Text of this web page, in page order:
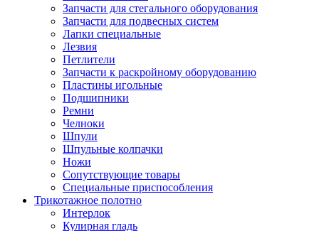
Запчасти для стегального оборудования
Запчасти для подвесных систем
Лапки специальные
Лезвия
Петлители
Запчасти к раскройному оборудованию
Пластины игольные
Подшипники
Ремни
Челноки
Шпули
Шпульные колпачки
Ножи
Сопутствующие товары
Специальные приспособления
Трикотажное полотно
Интерлок
Кулирная гладь